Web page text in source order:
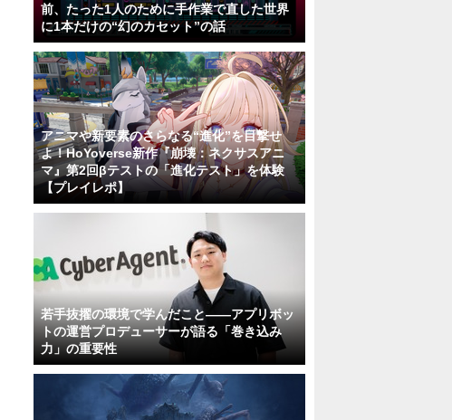
前、たった1人のために手作業で直した世界
に1本だけの“幻のカセット”の話
アニマや新要素のさらなる“進化”を目撃せ
よ！HoYoverse新作『崩壊：ネクサスアニ
マ』第2回βテストの「進化テスト」を体験
【プレイレポ】
若手抜擢の環境で学んだこと――アプリボッ
トの運営プロデューサーが語る「巻き込み
力」の重要性